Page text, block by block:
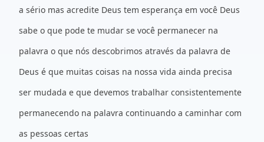
a sério mas acredite Deus tem esperança em você Deus
sabe o que pode te mudar se você permanecer na
palavra o que nós descobrimos através da palavra de
Deus é que muitas coisas na nossa vida ainda precisa
ser mudada e que devemos trabalhar consistentemente
permanecendo na palavra continuando a caminhar com
as pessoas certas